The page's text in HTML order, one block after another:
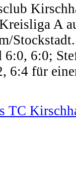
A
6:0;
6:4 für
TC